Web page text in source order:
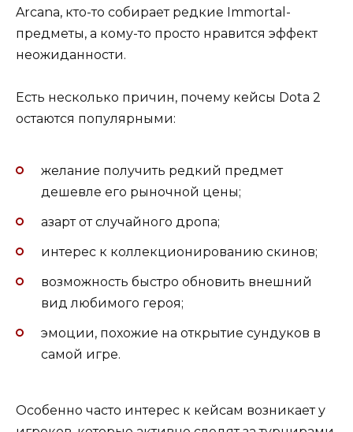
Arcana, кто-то собирает редкие Immortal-
предметы, а кому-то просто нравится эффект
неожиданности.
Есть несколько причин, почему кейсы Dota 2
остаются популярными:
желание получить редкий предмет
дешевле его рыночной цены;
азарт от случайного дропа;
интерес к коллекционированию скинов;
возможность быстро обновить внешний
вид любимого героя;
эмоции, похожие на открытие сундуков в
самой игре.
Особенно часто интерес к кейсам возникает у